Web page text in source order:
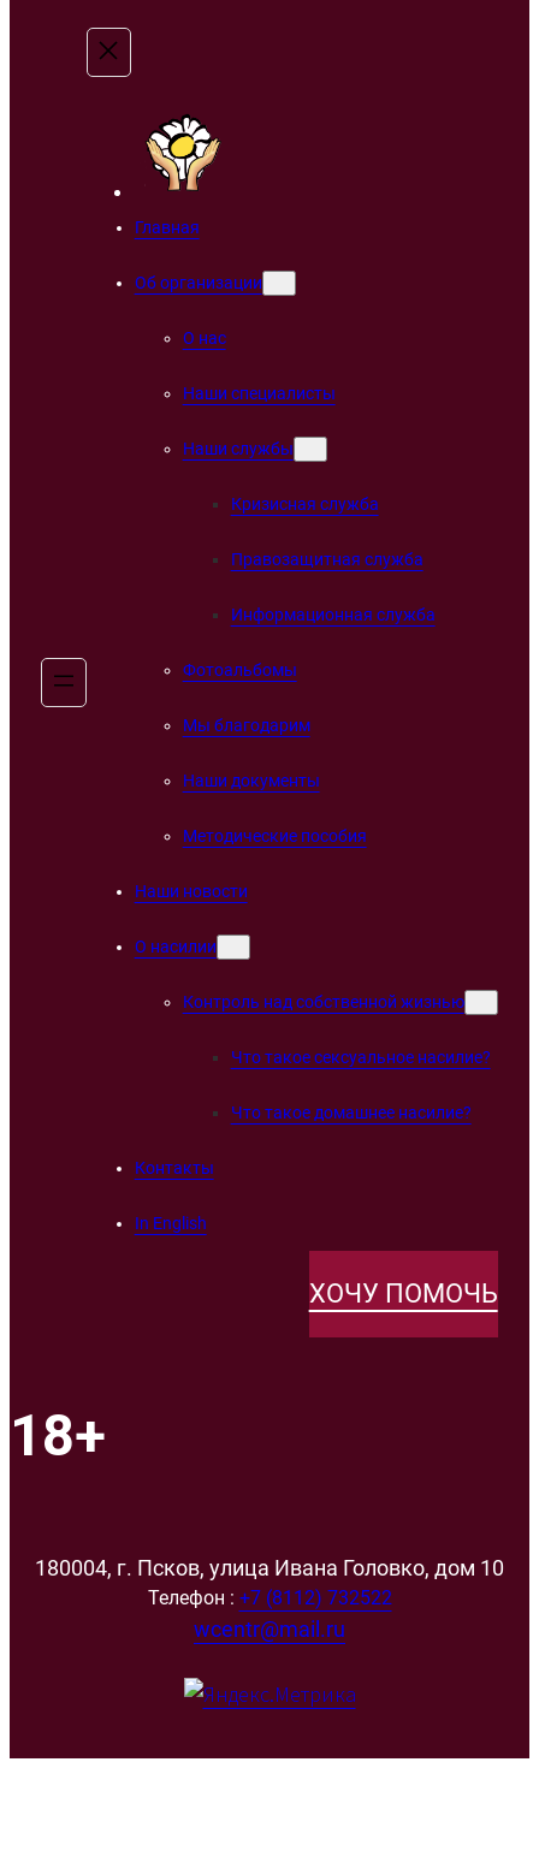
Главная
Об организации
О нас
Наши специалисты
Наши службы
Кризисная служба
Правозащитная служба
Информационная служба
Фотоальбомы
Мы благодарим
Наши документы
Методические пособия
Наши новости
О насилии
Контроль над собственной жизнью
Что такое сексуальное насилие?
Что такое домашнее насилие?
Контакты
In English
ХОЧУ ПОМОЧЬ
18+
180004, г. Псков, улица Ивана Головко, дом 10
Телефон : +7 (8112) 732522
wcentr@mail.ru